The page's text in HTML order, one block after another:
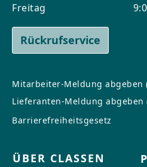
Freitag
Rückrufservice
Mitarbeiter-Meldung abgeben
Lieferanten-Meldung abgeben
Barrierefreiheitsgesetz
ÜBER CLASSEN